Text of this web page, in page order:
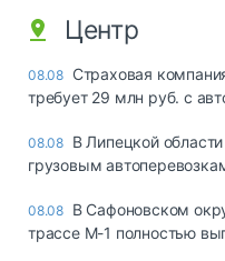
Центр
08.08 Страховая
требует 29 млн руб. с
08.08 В Липецкой
грузовым
08.08 В Сафоновском
трассе М-1 полностью